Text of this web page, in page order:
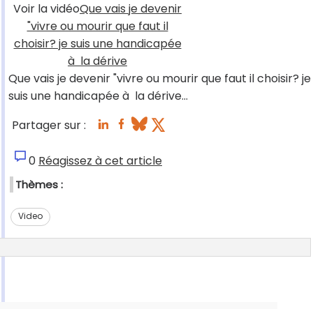
Voir la vidéoQue vais je devenir
"vivre ou mourir que faut il
choisir? je suis une handicapée
à la dérive
Que vais je devenir "vivre ou mourir que faut il choisir? je
suis une handicapée à la dérive...
Partager sur :
0 Réagissez à cet article
Thèmes :
Video